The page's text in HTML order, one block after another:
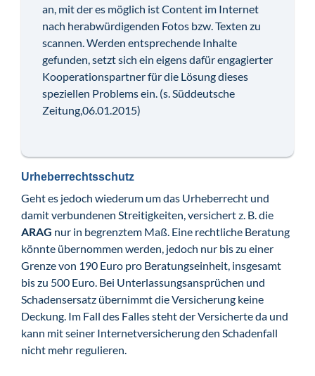
an, mit der es möglich ist Content im Internet
nach herabwürdigenden Fotos bzw. Texten zu
scannen. Werden entsprechende Inhalte
gefunden, setzt sich ein eigens dafür engagierter
Kooperationspartner für die Lösung dieses
speziellen Problems ein. (s. Süddeutsche
Zeitung,06.01.2015)
Urheberrechtsschutz
Geht es jedoch wiederum um das Urheberrecht und
damit verbundenen Streitigkeiten, versichert z. B. die
ARAG nur in begrenztem Maß. Eine rechtliche Beratung
könnte übernommen werden, jedoch nur bis zu einer
Grenze von 190 Euro pro Beratungseinheit, insgesamt
bis zu 500 Euro. Bei Unterlassungsansprüchen und
Schadensersatz übernimmt die Versicherung keine
Deckung. Im Fall des Falles steht der Versicherte da und
kann mit seiner Internetversicherung den Schadenfall
nicht mehr regulieren.